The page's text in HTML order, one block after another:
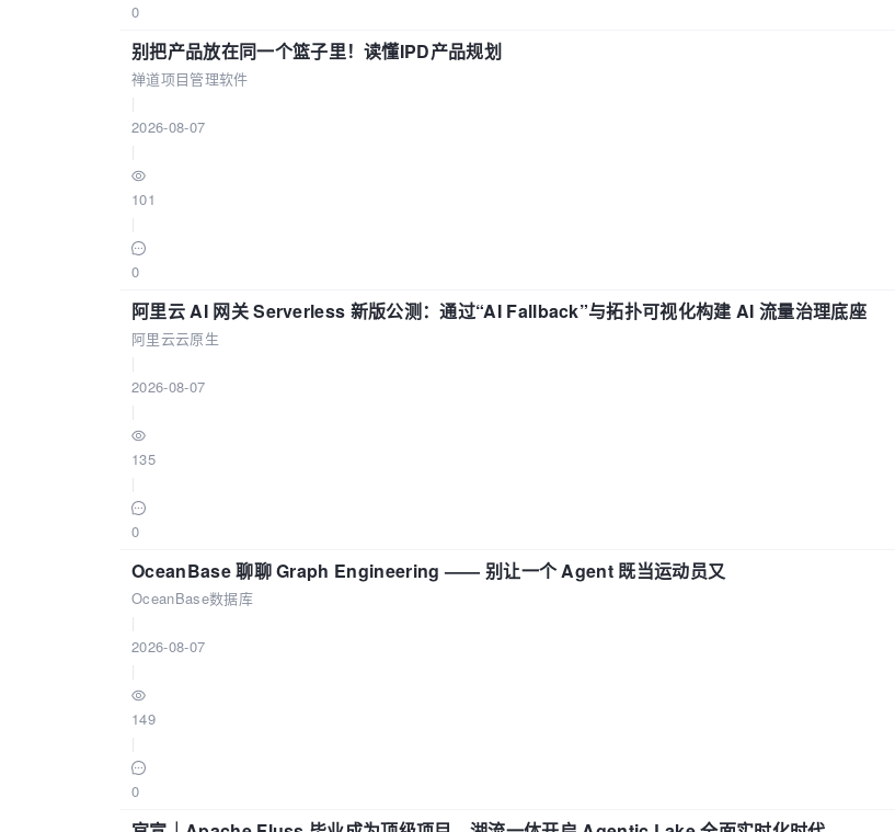
0
别把产品放在同一个篮子里！读懂IPD产品规划
禅道项目管理软件
2026-08-07
101
0
阿里云 AI 网关 Serverless 新版公测：通过“AI Fallback”与拓扑可视化构建 AI 流量治理底座
阿里云云原生
2026-08-07
135
0
OceanBase 聊聊 Graph Engineering —— 别让一个 Agent 既当运动员又
OceanBase数据库
2026-08-07
149
0